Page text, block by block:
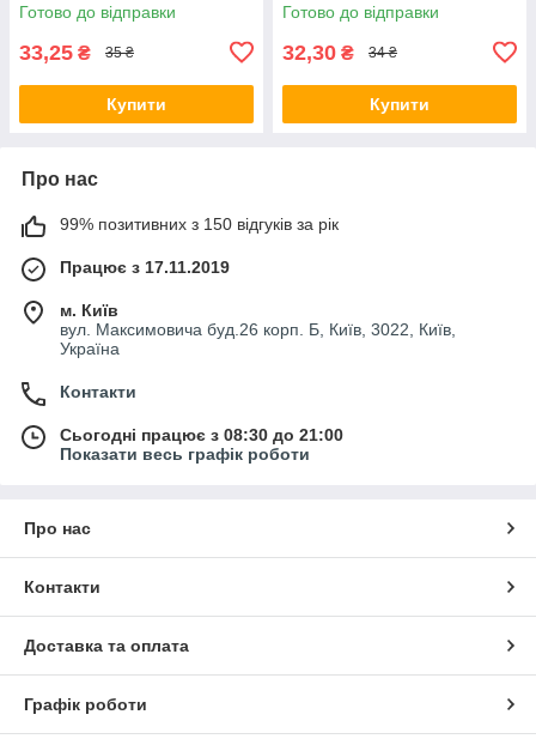
Готово до відправки
33,25 ₴ 35 ₴
Купити
Готово до відправки
32,30 ₴ 34 ₴
Купити
Про нас
99% позитивних з 150 відгуків за рік
Працює з 17.11.2019
м. Київ
вул. Максимовича буд.26 корп. Б, Київ, 3022, Київ,
Україна
Контакти
Сьогодні працює з 08:30 до 21:00
Показати весь графік роботи
Про нас
Контакти
Доставка та оплата
Графік роботи